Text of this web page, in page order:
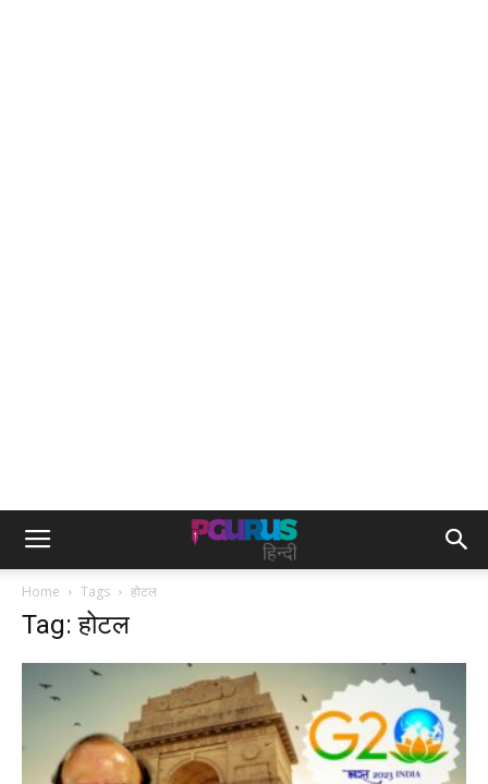
Home Tags होटल
Tag: होटल